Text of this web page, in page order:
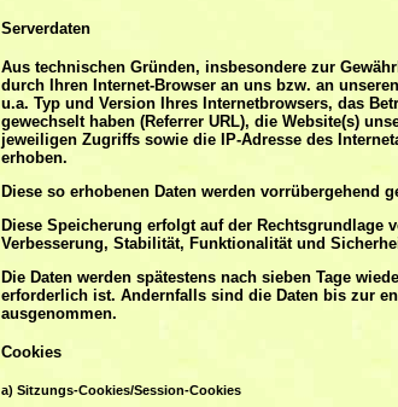
Serverdaten
Aus technischen Gründen, insbesondere zur
durch Ihren Internet-Browser an uns bzw. an
u.a. Typ und Version Ihres Internetbrowsers, das
gewechselt haben (Referrer URL), die Website(s)
jeweiligen Zugriffs sowie die IP-Adresse des
erhoben.
Diese so erhobenen Daten werden vorrübergehend
Diese Speicherung erfolgt auf der Rechtsgrundlage
Verbesserung, Stabilität, Funktionalität und
Die Daten werden spätestens nach sieben Tage
erforderlich ist. Andernfalls sind die Daten bis zur
ausgenommen.
Cookies
a) Sitzungs-Cookies/Session-Cookies